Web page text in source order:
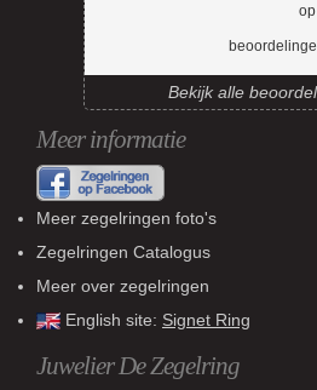
Bekijk alle
Meer informatie
Meer zegelringen foto's
Zegelringen Catalogus
Meer over zegelringen
English site: Signet Ring
Juwelier De Zegelring